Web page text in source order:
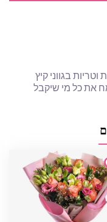
בגווני קיץ
את כל מי שיקבל